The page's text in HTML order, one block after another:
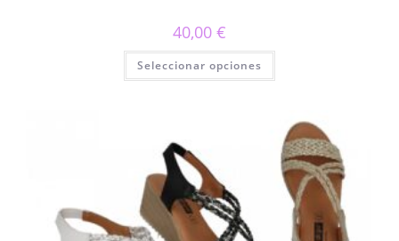
40,00 €
Seleccionar opciones
Este
tiene
opciones
se
pueden
elegir
en
página
producto